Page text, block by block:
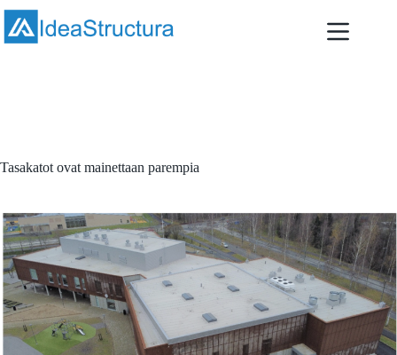
Skip
content
Tasakatot ovat mainettaan parempia